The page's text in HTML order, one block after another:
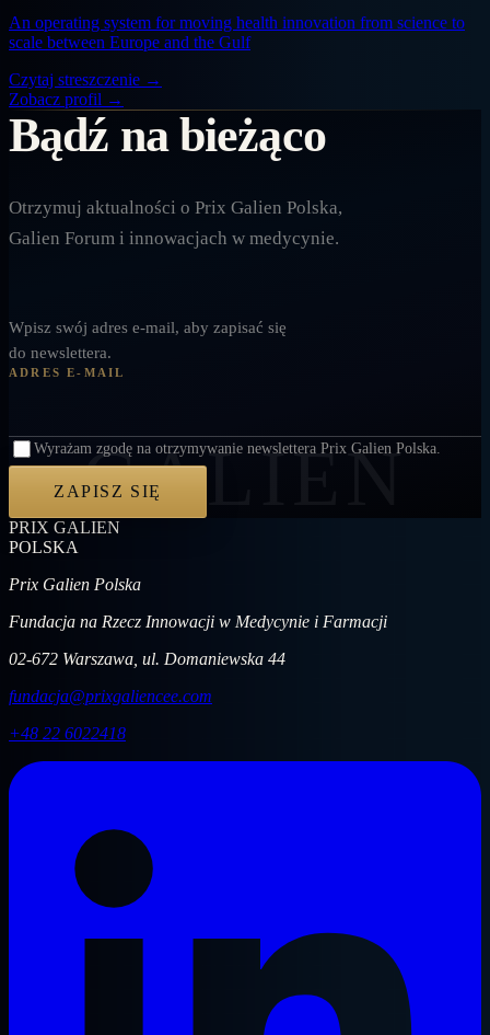
An operating system for moving health innovation from science to
scale between Europe and the Gulf
Czytaj streszczenie →
Zobacz profil →
GALIEN
Bądź na bieżąco
Otrzymuj aktualności o Prix Galien Polska,
Galien Forum i innowacjach w medycynie.
Wpisz swój adres e-mail, aby zapisać się
do newslettera.
Pozostaw puste
ADRES E-MAIL
Wyrażam zgodę na otrzymywanie newslettera Prix Galien Polska.
ZAPISZ SIĘ
PRIX GALIEN
POLSKA
Prix Galien Polska
Fundacja na Rzecz Innowacji w Medycynie i Farmacji
02-672 Warszawa, ul. Domaniewska 44
fundacja@prixgaliencee.com
+48 22 6022418